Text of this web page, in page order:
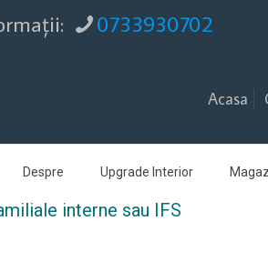
0733930702
Acasa
Despre Upgrade Interior
interne sau IFS